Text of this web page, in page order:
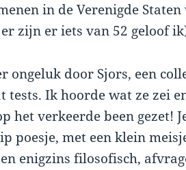
in de Verenigde
zijn er iets van 52 geloof
ongeluk door Sjors, een
tests. Ik hoorde wat ze zei
het verkeerde been gezet!
poesje, met een klein
en enigzins filosofisch,